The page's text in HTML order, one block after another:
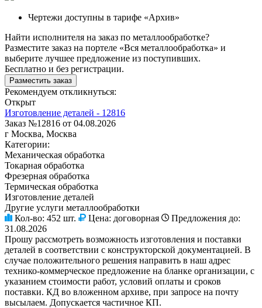
Чертежи доступны в тарифе «Архив»
Найти исполнителя на заказ по металлообработке?
Разместите заказ на портеле «Вся металлообработка» и
выберите лучшее предложение из поступивших.
Бесплатно и без регистрации.
Разместить заказ
Рекомендуем откликнуться:
Открыт
Изготовление деталей - 12816
Заказ №12816 от 04.08.2026
г Москва, Москва
Категории:
Механическая обработка
Токарная обработка
Фрезерная обработка
Термическая обработка
Изготовление деталей
Другие услуги металлообработки
Кол-во: 452 шт. Цена: договорная
Предложения до:
31.08.2026
Прошу рассмотреть возможность изготовления и поставки
деталей в соответствии с конструкторской документацией. В
случае положительного решения направить в наш адрес
технико-коммерческое предложение на бланке организации, с
указанием стоимости работ, условий оплаты и сроков
поставки. КД во вложенном архиве, при запросе на почту
высылаем. Допускается частичное КП.